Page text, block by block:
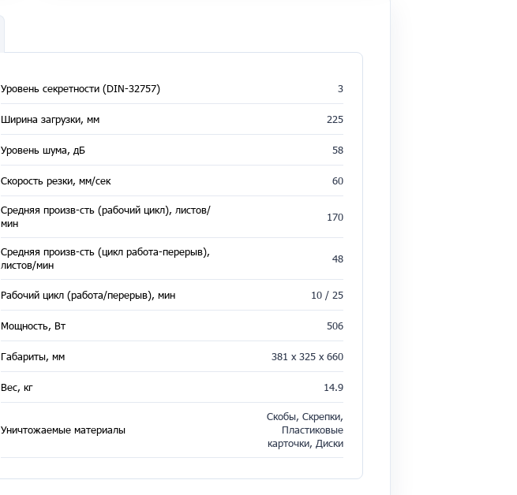
Уровень секретности (DIN-32757) 3
Ширина загрузки, мм 225
Уровень шума, дБ 58
Скорость резки, мм/сек 60
Средняя произв-сть (рабочий цикл), листов/
мин
170
Средняя произв-сть (цикл работа-перерыв),
листов/мин
48
Рабочий цикл (работа/перерыв), мин 10 / 25
Мощность, Вт 506
Габариты, мм 381 x 325 x 660
Вес, кг 14.9
Уничтожаемые материалы
Скобы, Скрепки,
Пластиковые
карточки, Диски